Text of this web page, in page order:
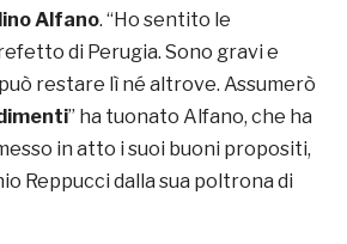
Alfano. “Ho sentito le
di Perugia. Sono gravi e
restare lì né altrove. Assumerò
” ha tuonato Alfano, che ha
in atto i suoi buoni propositi,
Reppucci dalla sua poltrona di